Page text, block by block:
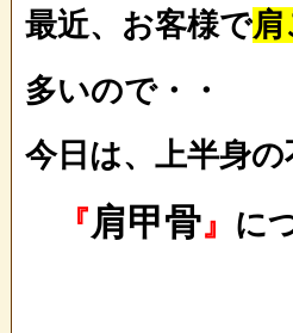
最近、お客様で
多いので・・
今日は、上半身
『肩甲骨』 に